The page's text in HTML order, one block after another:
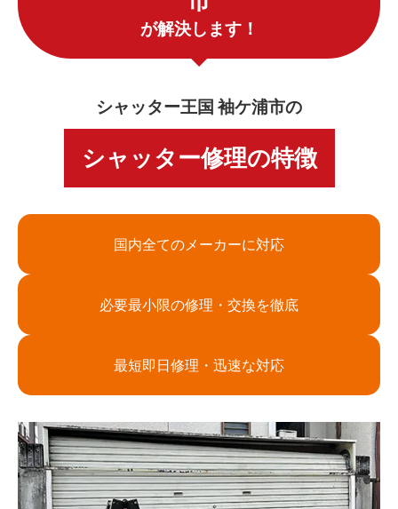
が解決します！
シャッター王国 袖ケ浦市の
シャッター修理の特徴
国内全てのメーカーに対応
必要最小限の修理・交換を徹底
最短即日修理・迅速な対応